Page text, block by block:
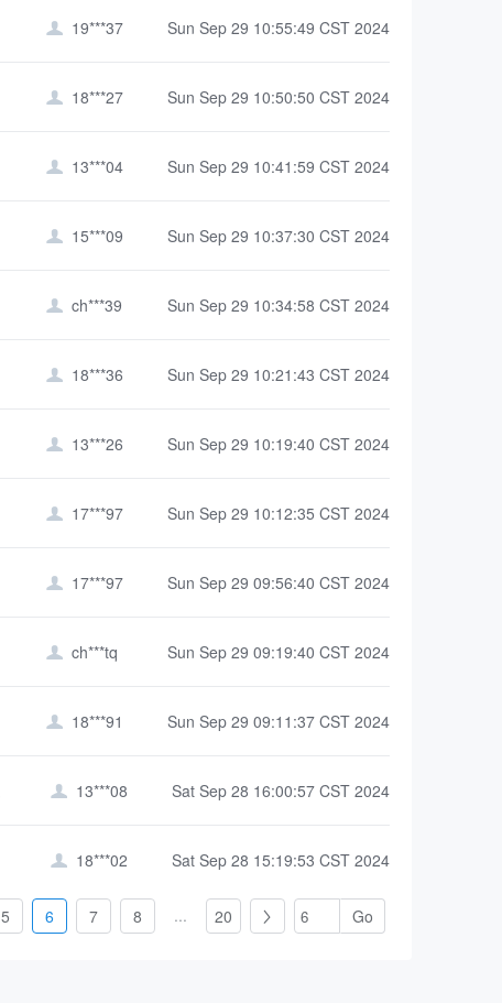
 19***37 Sun Sep 29 10:55:49 CST 2024
 18***27 Sun Sep 29 10:50:50 CST 2024
 13***04 Sun Sep 29 10:41:59 CST 2024
 15***09 Sun Sep 29 10:37:30 CST 2024
 ch***39 Sun Sep 29 10:34:58 CST 2024
 18***36 Sun Sep 29 10:21:43 CST 2024
 13***26 Sun Sep 29 10:19:40 CST 2024
 17***97 Sun Sep 29 10:12:35 CST 2024
 17***97 Sun Sep 29 09:56:40 CST 2024
 ch***tq Sun Sep 29 09:19:40 CST 2024
 18***91 Sun Sep 29 09:11:37 CST 2024
 13***08 Sat Sep 28 16:00:57 CST 2024
 18***02 Sat Sep 28 15:19:53 CST 2024
5 6 7 8 ... 20 